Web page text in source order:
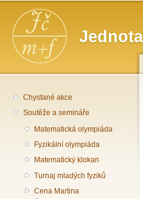
Hlavní menu
Chystané akce
Soutěže a semináře
Matematická olympiáda
Fyzikální olympiáda
Matematický klokan
Turnaj mladých fyziků
Cena Martina